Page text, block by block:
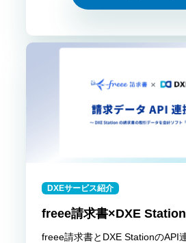
DXEサービス紹介
freee請求書×DXE
freee請求書とDXE StationのAPI